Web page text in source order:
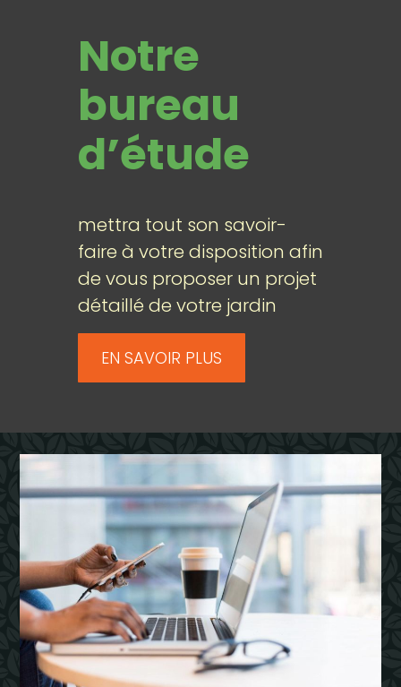
Notre
bureau
d’étude
mettra tout son savoir-
faire à votre disposition afin
de vous proposer un projet
détaillé de votre jardin
EN SAVOIR PLUS